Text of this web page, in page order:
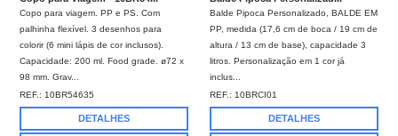
Copo para viagem. PP e PS. Com
palhinha flexível. 3 desenhos para
colorir (6 mini lápis de cor inclusos).
Capacidade: 200 ml. Food grade. ø72 x
98 mm. Grav...
REF.:10BR54635
DETALHES
Balde Pipoca Personalizado, BALDE EM
PP, medida (17,6 cm de boca / 19 cm de
altura / 13 cm de base), capacidade 3
litros. Personalização em 1 cor já
inclus...
REF.:10BRCI01
DETALHES